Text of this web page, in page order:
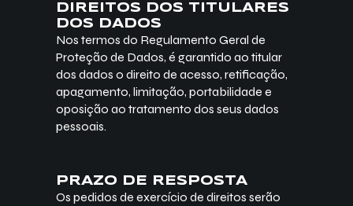
DIREITOS DOS TITULARES
DOS DADOS
Nos termos do Regulamento Geral de
Proteção de Dados, é garantido ao titular
dos dados o direito de acesso, retificação,
apagamento, limitação, portabilidade e
oposição ao tratamento dos seus dados
pessoais.
PRAZO DE RESPOSTA
Os pedidos de exercício de direitos serão